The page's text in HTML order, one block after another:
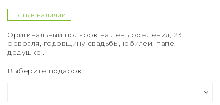
Есть в наличии
Оригинальный подарок на день рождения, 23
февраля, годовщину свадьбы, юбилей, папе,
дедушке..
Выберите подарок
Букет из 151 розы
Букет из 201 розы
Букет из 301 розы